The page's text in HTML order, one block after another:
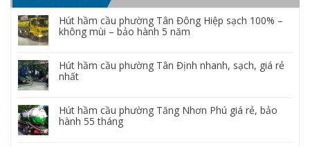
Hút hầm cầu phường Tân Đông Hiệp sạch 100% –
không mùi – bảo hành 5 năm
Hút hầm cầu phường Tân Định nhanh, sạch, giá rẻ
nhất
Hút hầm cầu phường Tăng Nhơn Phú giá rẻ, bảo
hành 55 tháng